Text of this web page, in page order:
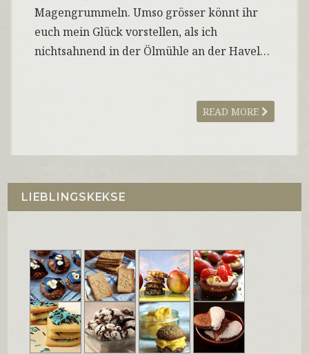
Magengrummeln. Umso grösser könnt ihr
euch mein Glück vorstellen, als ich
nichtsahnend in der Ölmühle an der Havel…
READ MORE
LIEBLINGSKEKSE